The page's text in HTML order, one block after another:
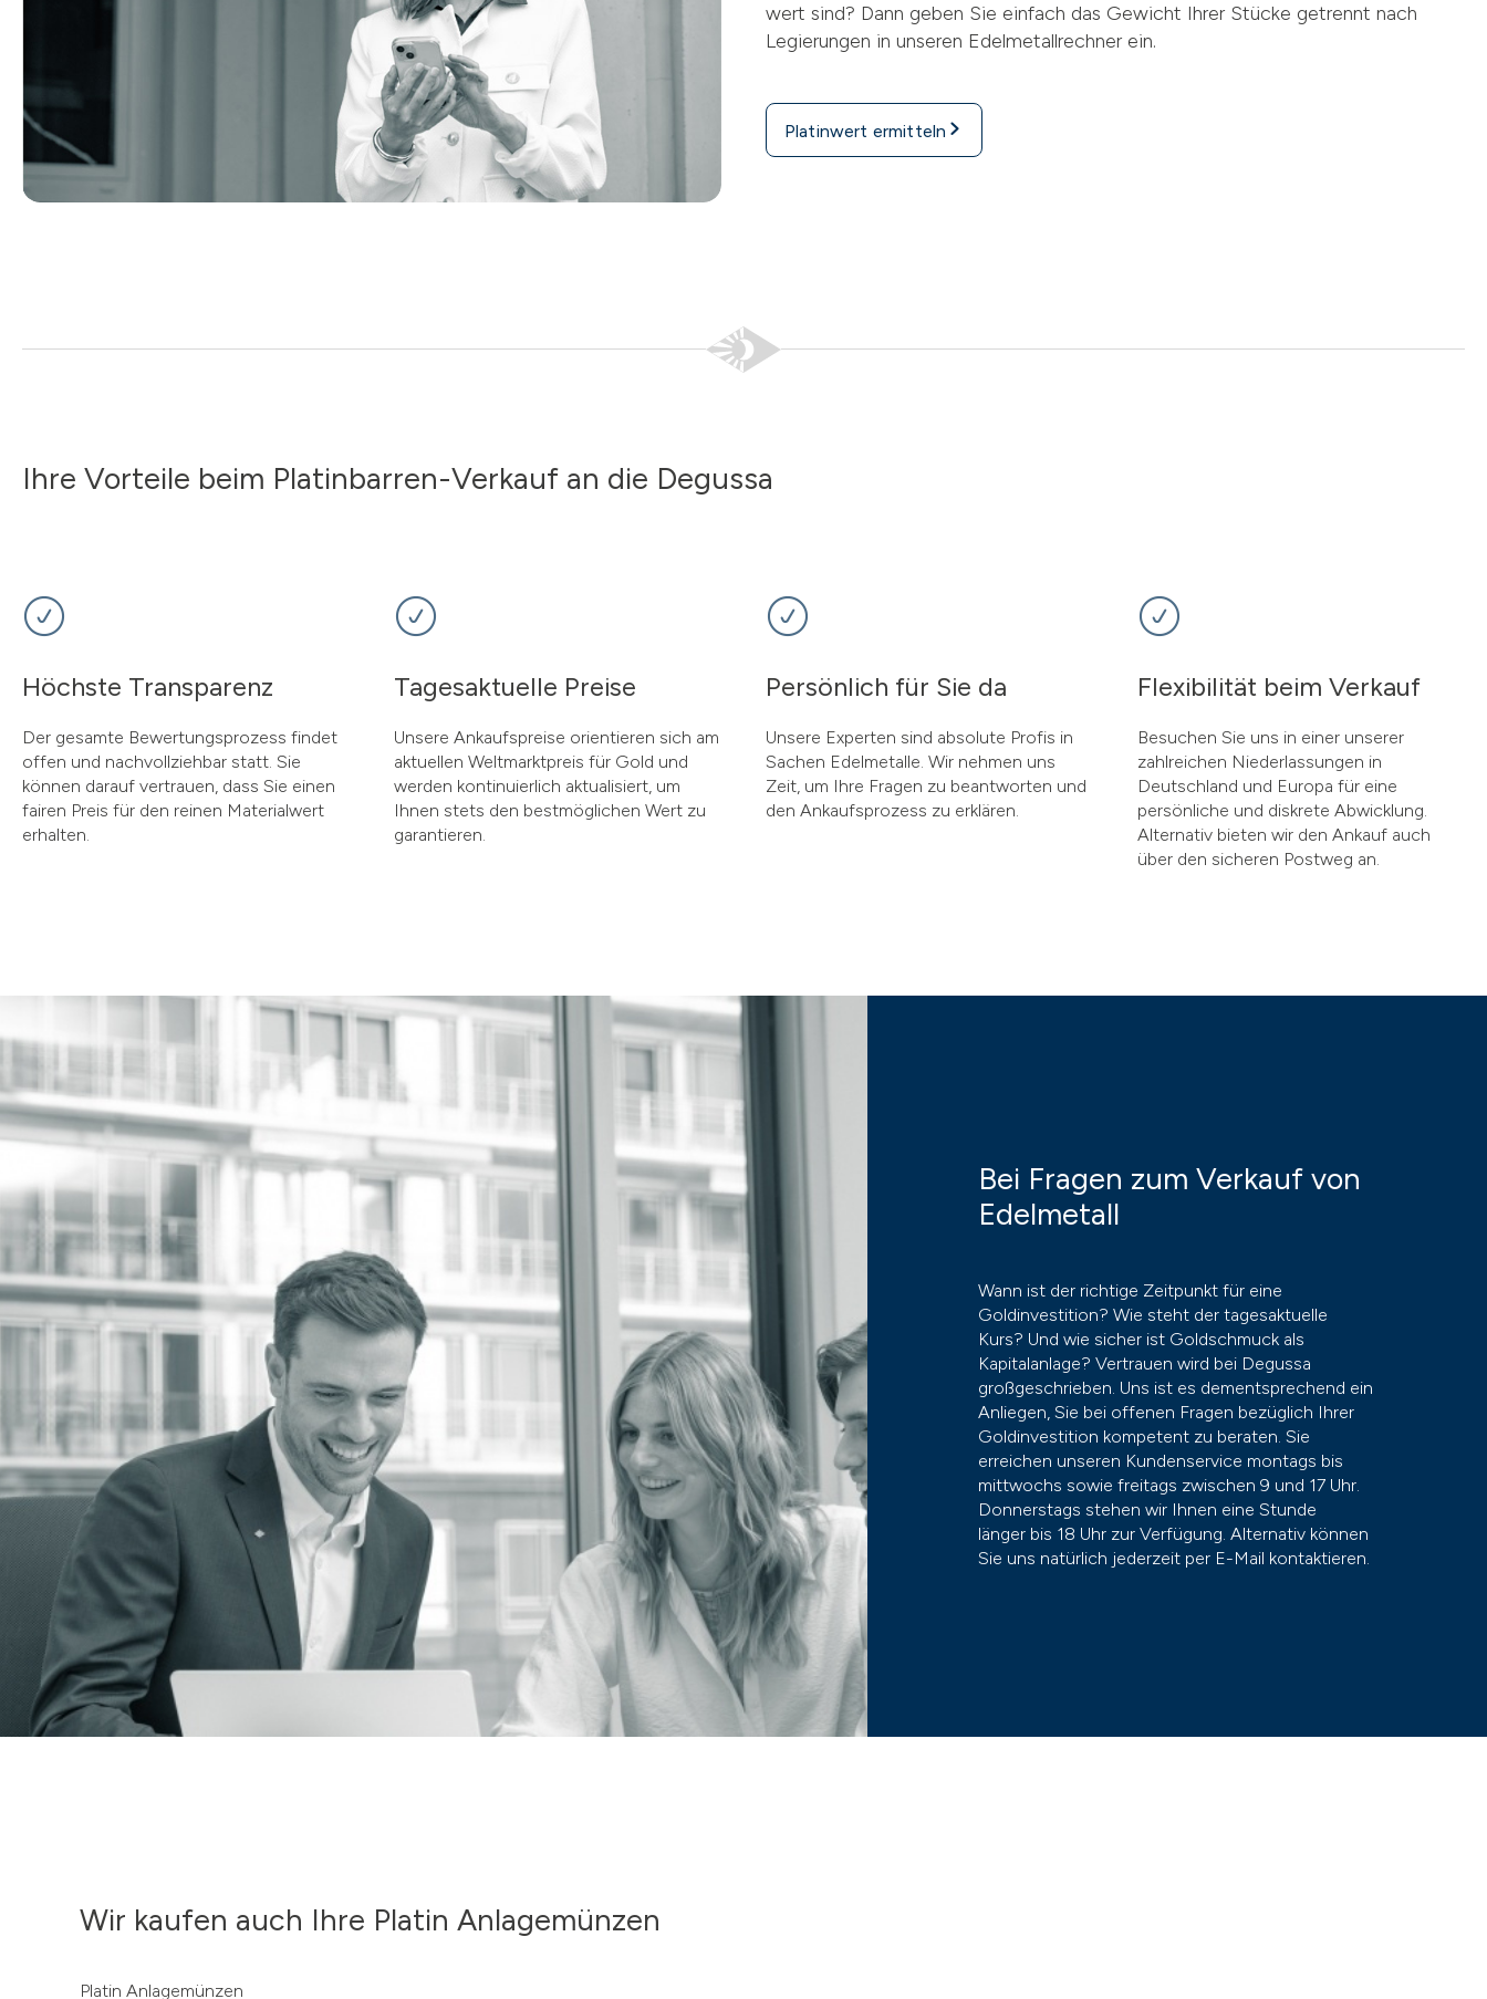
wert sind? Dann geben Sie einfach das Gewicht Ihrer Stücke getrennt nach
Legierungen in unseren Edelmetallrechner ein.
Platinwert ermitteln
Ihre Vorteile beim Platinbarren-Verkauf an die Degussa
Höchste Transparenz
Der gesamte Bewertungsprozess findet
offen und nachvollziehbar statt. Sie
können darauf vertrauen, dass Sie einen
fairen Preis für den reinen Materialwert
erhalten.
Tagesaktuelle Preise
Unsere Ankaufspreise orientieren sich am
aktuellen Weltmarktpreis für Gold und
werden kontinuierlich aktualisiert, um
Ihnen stets den bestmöglichen Wert zu
garantieren.
Persönlich für Sie da
Unsere Experten sind absolute Profis in
Sachen Edelmetalle. Wir nehmen uns
Zeit, um Ihre Fragen zu beantworten und
den Ankaufsprozess zu erklären.
Flexibilität beim Verkauf
Besuchen Sie uns in einer unserer
zahlreichen Niederlassungen in
Deutschland und Europa für eine
persönliche und diskrete Abwicklung.
Alternativ bieten wir den Ankauf auch
über den sicheren Postweg an.
Bei Fragen zum Verkauf von
Edelmetall
Wann ist der richtige Zeitpunkt für eine
Goldinvestition? Wie steht der tagesaktuelle
Kurs? Und wie sicher ist Goldschmuck als
Kapitalanlage? Vertrauen wird bei Degussa
großgeschrieben. Uns ist es dementsprechend ein
Anliegen, Sie bei offenen Fragen bezüglich Ihrer
Goldinvestition kompetent zu beraten. Sie
erreichen unseren Kundenservice montags bis
mittwochs sowie freitags zwischen 9 und 17 Uhr.
Donnerstags stehen wir Ihnen eine Stunde
länger bis 18 Uhr zur Verfügung. Alternativ können
Sie uns natürlich jederzeit per E-Mail kontaktieren.
Wir kaufen auch Ihre Platin Anlagemünzen
Platin Anlagemünzen